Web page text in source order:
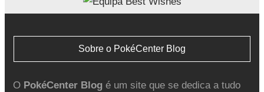
Sobre o PokéCenter Blog
O PokéCenter Blogé um site que se dedica a tudo